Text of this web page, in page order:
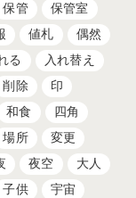
保管
保管室
値札
偶然
る
入れ替え
削除
印
和食
四角
場所
変更
夜空
大人
子供
宇宙